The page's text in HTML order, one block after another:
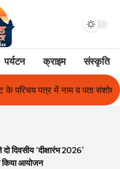
पर्यटन क्राइम संस्कृति
का हुआ समाधान उत्तराखंड में
दिवसीय ‘दीक्षारंभ 2026’
किया आयोजन